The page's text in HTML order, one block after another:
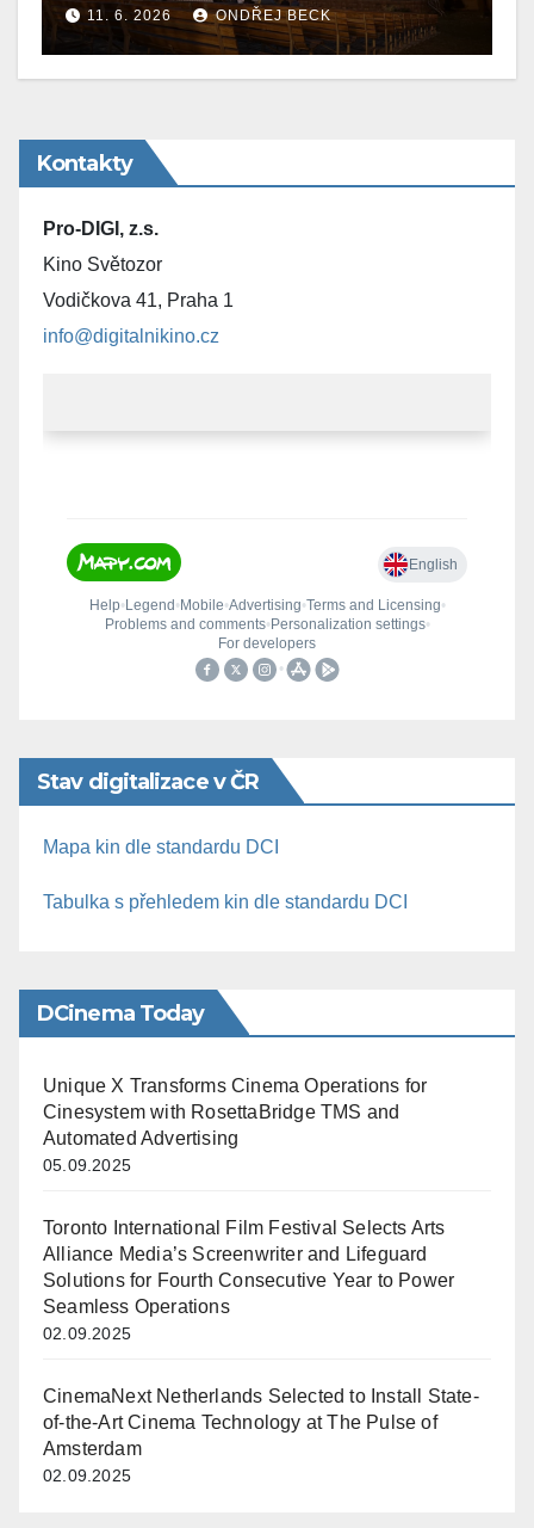
11. 6. 2026 ONDŘEJ BECK
Kontakty
Pro-DIGI, z.s.
Kino Světozor
Vodičkova 41, Praha 1
info@digitalnikino.cz
Stav digitalizace v ČR
Mapa kin dle standardu DCI
Tabulka s přehledem kin dle standardu DCI
DCinema Today
Unique X Transforms Cinema Operations for
Cinesystem with RosettaBridge TMS and
Automated Advertising
05.09.2025
Toronto International Film Festival Selects Arts
Alliance Media’s Screenwriter and Lifeguard
Solutions for Fourth Consecutive Year to Power
Seamless Operations
02.09.2025
CinemaNext Netherlands Selected to Install State-
of-the-Art Cinema Technology at The Pulse of
Amsterdam
02.09.2025